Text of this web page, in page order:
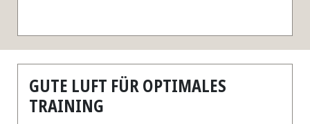
GUTE LUFT FÜR OPTIMALES
TRAINING